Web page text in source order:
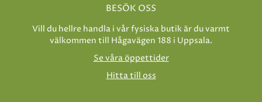
BESÖK OSS
Vill du hellre handla i vår fysiska butik är du varmt
välkommen till Hågavägen 188 i Uppsala.
Se våra öppettider
Hitta till oss